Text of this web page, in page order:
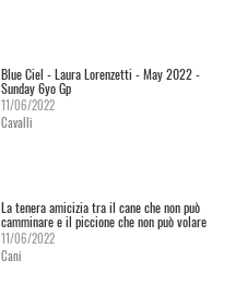
Blue Ciel - Laura Lorenzetti - May 2022 -
Sunday 6yo Gp
11/06/2022
Cavalli
La tenera amicizia tra il cane che non può
camminare e il piccione che non può volare
11/06/2022
Cani